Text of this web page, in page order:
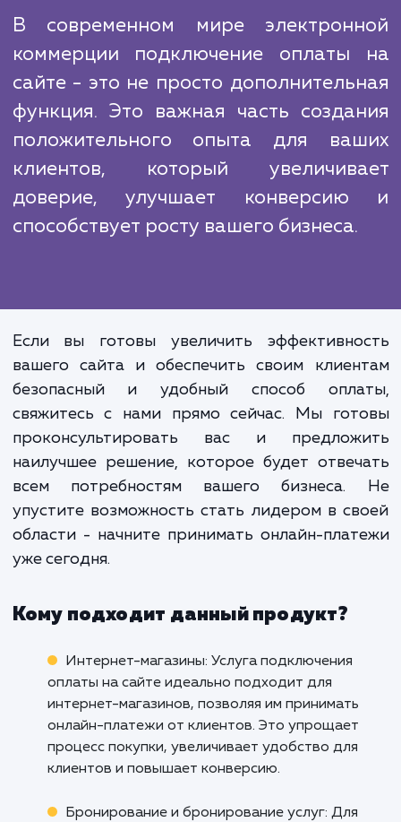
может стать вашим
преимуществом. Многие сайты
реализовали эту функцию, или сделали
неэффективно, что вызывает
клиентов и ведет к потере продаж. С
помощью вы сможете избежать этих
занять лидирующие позиции на рынке.
сайте - это не просто
функция. Это важная часть
положительного опыта для
клиентов, который
доверие, улучшает
способствует росту вашего бизнеса.
вашего сайта и обеспечить своим
безопасный и удобный способ
свяжитесь с нами прямо сейчас. Мы
проконсультировать вас и
наилучшее решение, которое будет
всем потребностям вашего